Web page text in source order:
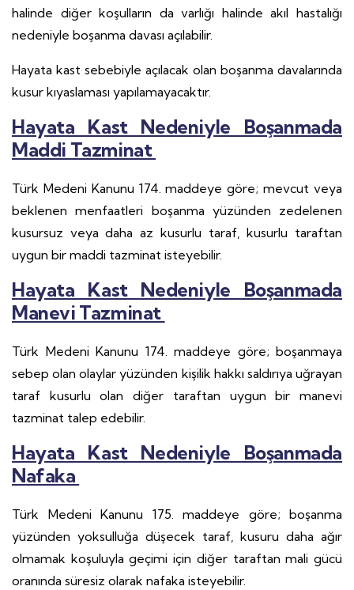
halinde diğer koşulların da varlığı halinde akıl hastalığı
nedeniyle boşanma davası açılabilir.
Hayata kast sebebiyle açılacak olan boşanma davalarında
kusur kıyaslaması yapılamayacaktır.
Hayata Kast Nedeniyle Boşanmada
Maddi Tazminat
Türk Medeni Kanunu 174. maddeye göre; mevcut veya
beklenen menfaatleri boşanma yüzünden zedelenen
kusursuz veya daha az kusurlu taraf, kusurlu taraftan
uygun bir maddi tazminat isteyebilir.
Hayata Kast Nedeniyle Boşanmada
Manevi Tazminat
Türk Medeni Kanunu 174. maddeye göre; boşanmaya
sebep olan olaylar yüzünden kişilik hakkı saldırıya uğrayan
taraf kusurlu olan diğer taraftan uygun bir manevi
tazminat talep edebilir.
Hayata Kast Nedeniyle Boşanmada
Nafaka
Türk Medeni Kanunu 175. maddeye göre; boşanma
yüzünden yoksulluğa düşecek taraf, kusuru daha ağır
olmamak koşuluyla geçimi için diğer taraftan mali gücü
oranında süresiz olarak nafaka isteyebilir.